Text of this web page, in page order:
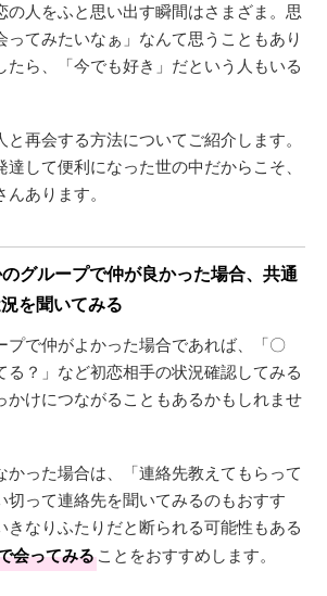
の人をふと思い出す瞬間はさまざま。思
ってみたいなぁ」なんて思うこともあり
たら、「今でも好き」だという人もいる
再会する方法についてご紹介します。
して便利になった世の中だからこそ、
あります。
グループで仲が良かった場合、共通
を聞いてみる
プで仲がよかった場合であれば、「〇
る？」など初恋相手の状況確認してみる
かけにつながることもあるかもしれませ
かった場合は、「連絡先教えてもらって
切って連絡先を聞いてみるのもおすす
きなりふたりだと断られる可能性もある
会ってみることをおすすめします。